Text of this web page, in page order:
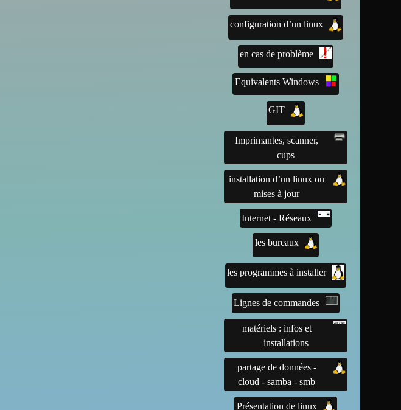
configuration d’un linux
en cas de problème
Equivalents Windows
GIT
Imprimantes, scanner,
cups
installation d’un linux ou
mises à jour
Internet - Réseaux
les bureaux
les programmes à installer
Lignes de commandes
matériels : infos et
installations
partage de données -
cloud - samba - smb
Présentation de linux